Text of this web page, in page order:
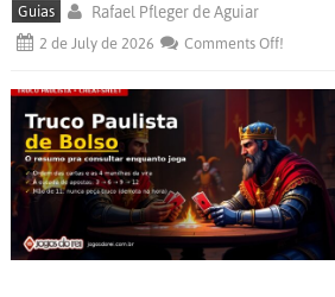
Guias Rafael Pfleger de Aguiar
2 de July de 2026 Comments Off!